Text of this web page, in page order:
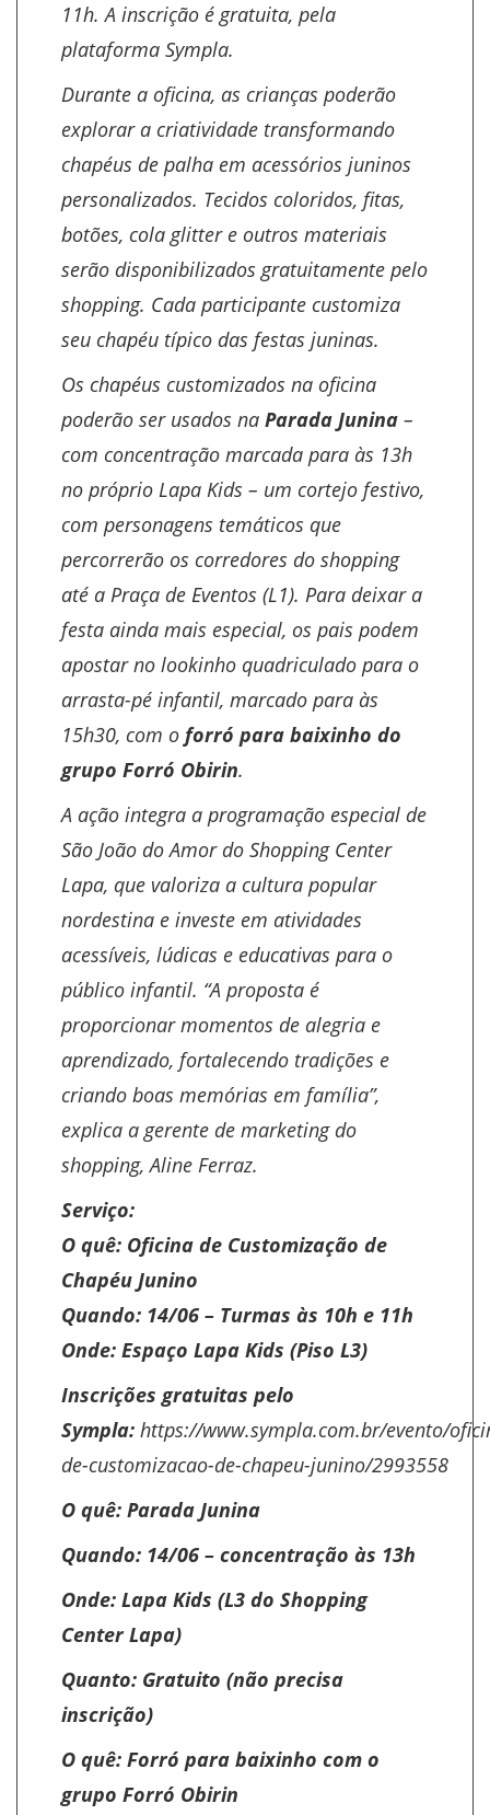
11h. A inscrição é gratuita, pela
plataforma Sympla.
Durante a oficina, as crianças poderão
explorar a criatividade transformando
chapéus de palha em acessórios juninos
personalizados. Tecidos coloridos, fitas,
botões, cola glitter e outros materiais
serão disponibilizados gratuitamente pelo
shopping. Cada participante customiza
seu chapéu típico das festas juninas.
Os chapéus customizados na oficina
poderão ser usados na Parada Junina –
com concentração marcada para às 13h
no próprio Lapa Kids – um cortejo festivo,
com personagens temáticos que
percorrerão os corredores do shopping
até a Praça de Eventos (L1). Para deixar a
festa ainda mais especial, os pais podem
apostar no lookinho quadriculado para o
arrasta-pé infantil, marcado para às
15h30, com o forró para baixinho do
grupo Forró Obirin.
A ação integra a programação especial de
São João do Amor do Shopping Center
Lapa, que valoriza a cultura popular
nordestina e investe em atividades
acessíveis, lúdicas e educativas para o
público infantil. “A proposta é
proporcionar momentos de alegria e
aprendizado, fortalecendo tradições e
criando boas memórias em família”,
explica a gerente de marketing do
shopping, Aline Ferraz.
Serviço:
O quê: Oficina de Customização de
Chapéu Junino
Quando: 14/06 – Turmas às 10h e 11h
Onde: Espaço Lapa Kids (Piso L3)
Inscrições gratuitas pelo
Sympla: https://www.sympla.com.br/evento/
de-customizacao-de-chapeu-junino/2993558
O quê: Parada Junina
Quando: 14/06 – concentração às 13h
Onde: Lapa Kids (L3 do Shopping
Center Lapa)
Quanto: Gratuito (não precisa
inscrição)
O quê: Forró para baixinho com o
grupo Forró Obirin